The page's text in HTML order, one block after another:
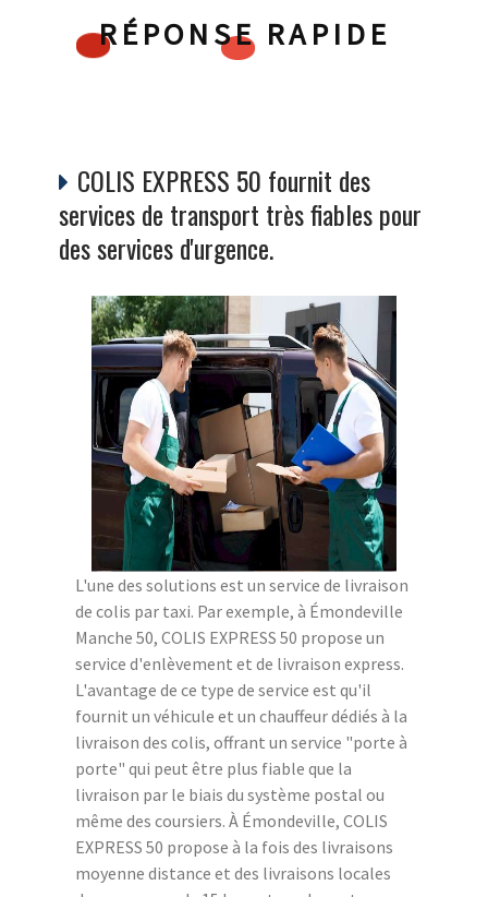
RÉPONSE RAPIDE
COLIS EXPRESS 50 fournit des
services de transport très fiables pour
des services d'urgence.
L'une des solutions est un service de livraison
de colis par taxi. Par exemple, à Émondeville
Manche 50, COLIS EXPRESS 50 propose un
service d'enlèvement et de livraison express.
L'avantage de ce type de service est qu'il
fournit un véhicule et un chauffeur dédiés à la
livraison des colis, offrant un service "porte à
porte" qui peut être plus fiable que la
livraison par le biais du système postal ou
même des coursiers. À Émondeville, COLIS
EXPRESS 50 propose à la fois des livraisons
moyenne distance et des livraisons locales